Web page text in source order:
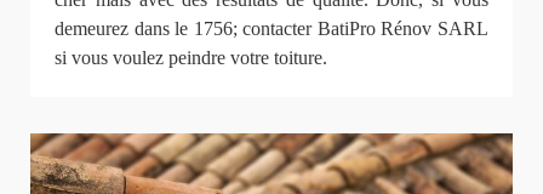
demeurez dans le 1756; contacter BatiPro Rénov SARL
si vous voulez peindre votre toiture.